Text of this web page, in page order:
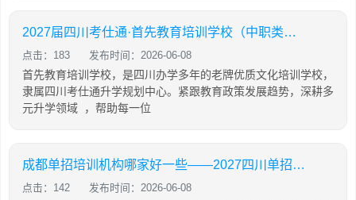
2027届四川考仕通·首先教育培训学校（中职类）招生简章
点击：183 发布时间：2026-06-08
首先教育培训学校，是四川办学多年的老牌优质文化培训学校，
隶属四川考仕通升学规划中心。紧跟教育政策发展趋势，深耕多
元升学领域 ，帮助每一位
成都单招培训机构哪家好一些——2027四川单招政策与培训机构对比
点击：142 发布时间：2026-06-08